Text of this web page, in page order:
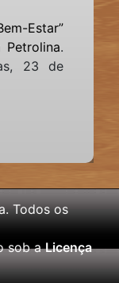
Estar”
Petrolina.
23 de
Todos os
sob aLicença